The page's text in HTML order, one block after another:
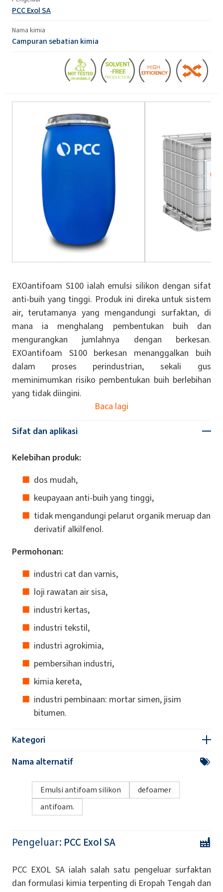
PCC Exol SA
Nama kimia
Campuran sebatian kimia
EXOantifoam S100 ialah emulsi silikon dengan sifat
anti-buih yang tinggi. Produk ini direka untuk sistem
air, terutamanya yang mengandungi surfaktan, di
mana ia menghalang pembentukan buih dan
mengurangkan jumlahnya dengan berkesan.
EXOantifoam S100 berkesan menanggalkan buih
dalam proses perindustrian, sekali gus
meminimumkan risiko pembentukan buih berlebihan
yang tidak diingini.
Baca lagi
Sifat dan aplikasi
Kelebihan produk:
dos mudah,
keupayaan anti-buih yang tinggi,
tidak mengandungi pelarut organik meruap dan
derivatif alkilfenol.
Permohonan:
industri cat dan varnis,
loji rawatan air sisa,
industri kertas,
industri tekstil,
industri agrokimia,
pembersihan industri,
kimia kereta,
industri pembinaan: mortar simen, jisim
bitumen.
Kategori
Nama alternatif
Emulsi antifoam silikon
defoamer
antifoam.
Pengeluar: PCC Exol SA
PCC EXOL SA ialah salah satu pengeluar surfaktan
dan formulasi kimia terpenting di Eropah Tengah dan